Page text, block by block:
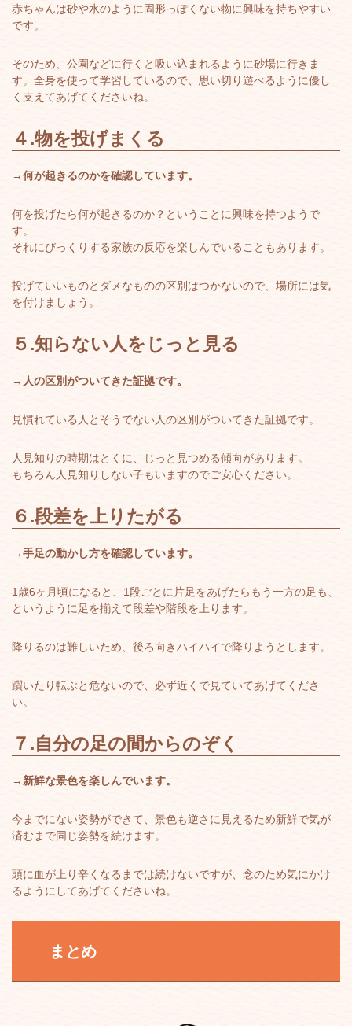
赤ちゃんは砂や水のように固形っぽくない物に興味を持ちやすい
です。
そのため、公園などに行くと吸い込まれるように砂場に行きま
す。全身を使って学習しているので、思い切り遊べるように優し
く支えてあげてくださいね。
４.物を投げまくる
→何が起きるのかを確認しています。
何を投げたら何が起きるのか？ということに興味を持つようで
す。
それにびっくりする家族の反応を楽しんでいることもあります。
投げていいものとダメなものの区別はつかないので、場所には気
を付けましょう。
５.知らない人をじっと見る
→人の区別がついてきた証拠です。
見慣れている人とそうでない人の区別がついてきた証拠です。
人見知りの時期はとくに、じっと見つめる傾向があります。
もちろん人見知りしない子もいますのでご安心ください。
６.段差を上りたがる
→手足の動かし方を確認しています。
1歳6ヶ月頃になると、1段ごとに片足をあげたらもう一方の足も、
というように足を揃えて段差や階段を上ります。
降りるのは難しいため、後ろ向きハイハイで降りようとします。
躓いたり転ぶと危ないので、必ず近くで見ていてあげてくださ
い。
７.自分の足の間からのぞく
→ 新鮮な景色を楽しんでいます。
今までにない姿勢ができて、景色も逆さに見えるため新鮮で気が
済むまで同じ姿勢を続けます。
頭に血が上り辛くなるまでは続けないですが、念のため気にかけ
るようにしてあげてくださいね。
まとめ